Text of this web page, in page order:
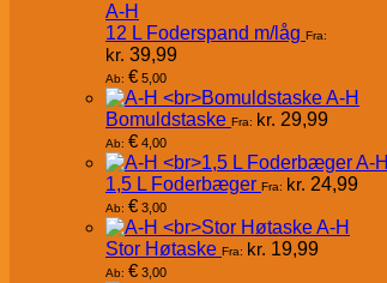
A-H
12 L Foderspand m/låg Fra:
kr. 39,99
Ab: € 5,00
A-H
Bomuldstaske Fra: kr. 29,99
Ab: € 4,00
A-H
1,5 L Foderbæger Fra: kr. 24,99
Ab: € 3,00
A-H
Stor Høtaske Fra: kr. 19,99
Ab: € 3,00